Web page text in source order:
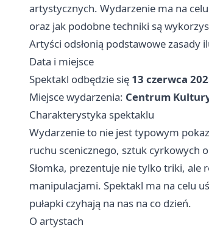
artystycznych. Wydarzenie ma na
oraz jak podobne techniki są
Artyści odsłonią podstawowe zasady
Data i miejsce
Spektakl odbędzie się 13 czerwca
Miejsce wydarzenia: Centrum
Charakterystyka spektaklu
Wydarzenie to nie jest typowym
ruchu scenicznego, sztuk cyrkowych
Słomka, prezentuje nie tylko triki,
manipulacjami. Spektakl ma na celu
pułapki czyhają na nas na co dzień.
O artystach